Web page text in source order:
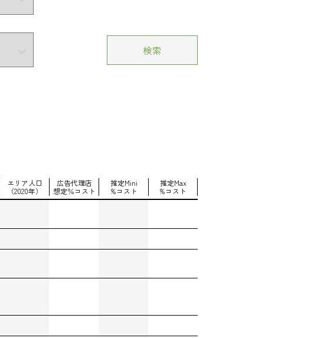
エリア人口
（2020年）
広告代理店
想定％コスト
推定Mini
%コスト
推定Max
%コスト